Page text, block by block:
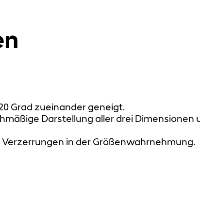
Grad zueinander geneigt.
Darstellung aller drei Dimensionen
in der Größenwahrnehmung.